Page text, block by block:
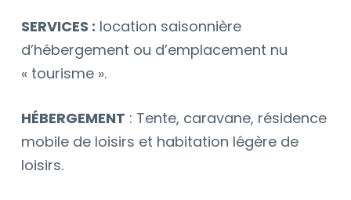
SERVICES : location saisonnière
d’hébergement ou d’emplacement nu
« tourisme ».
HÉBERGEMENT : Tente, caravane, résidence
mobile de loisirs et habitation légère de
loisirs.